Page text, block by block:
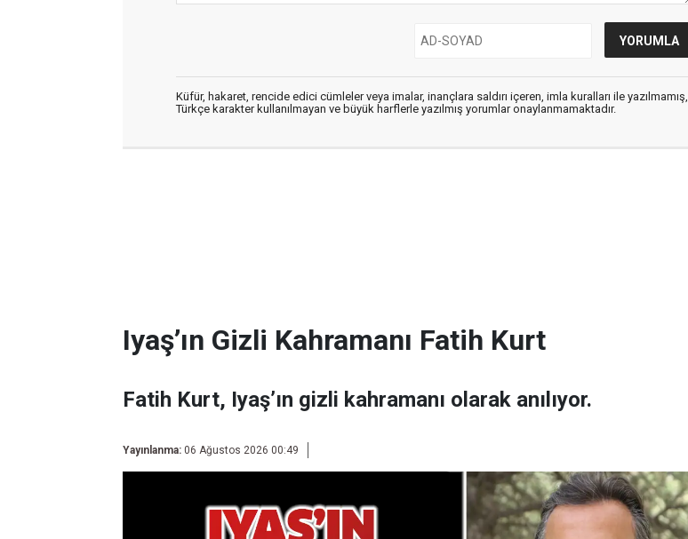
Küfür, hakaret, rencide edici cümleler veya imalar, inançlara saldırı içeren, imla kuralları ile yazılmamış,
Türkçe karakter kullanılmayan ve büyük harflerle yazılmış yorumlar onaylanmamaktadır.
Iyaş’ın Gizli Kahramanı Fatih Kurt
Fatih Kurt, Iyaş’ın gizli kahramanı olarak anılıyor.
Yayınlanma: 06 Ağustos 2026 00:49